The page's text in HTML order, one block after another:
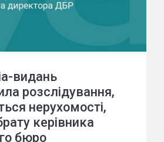
видань
розслідування,
нерухомості,
керівника
бюро